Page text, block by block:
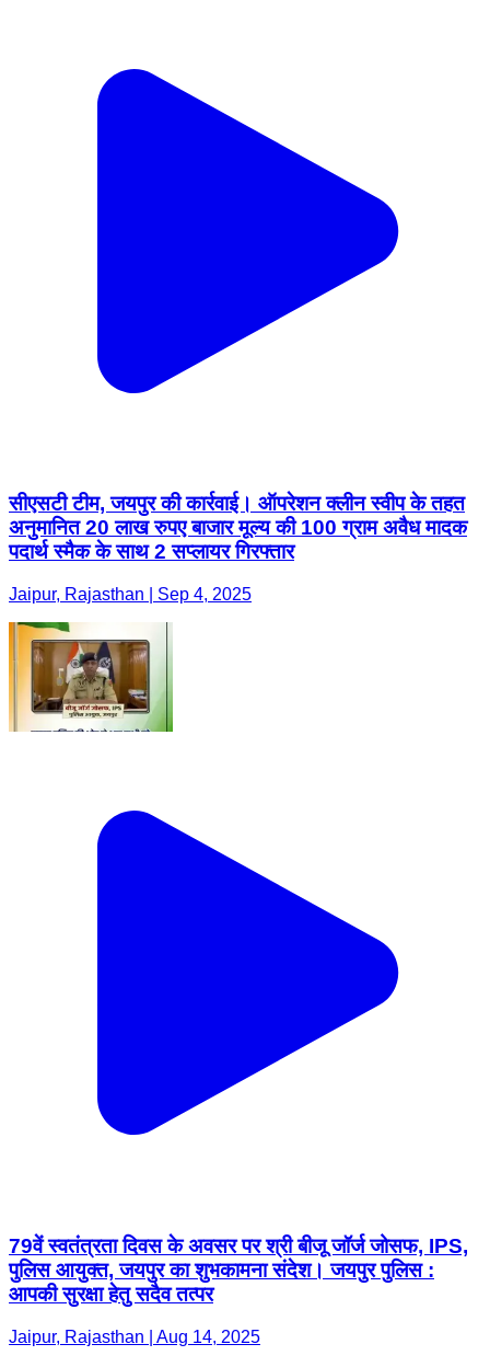
सीएसटी टीम, जयपुर की कार्रवाई। ऑपरेशन क्लीन स्वीप के तहत
अनुमानित 20 लाख रुपए बाजार मूल्य की 100 ग्राम अवैध मादक
पदार्थ स्मैक के साथ 2 सप्लायर गिरफ्तार
Jaipur, Rajasthan | Sep 4, 2025
79वें स्वतंत्रता दिवस के अवसर पर श्री बीजू जॉर्ज जोसफ, IPS,
पुलिस आयुक्त, जयपुर का शुभकामना संदेश। जयपुर पुलिस :
आपकी सुरक्षा हेतु सदैव तत्पर
Jaipur, Rajasthan | Aug 14, 2025